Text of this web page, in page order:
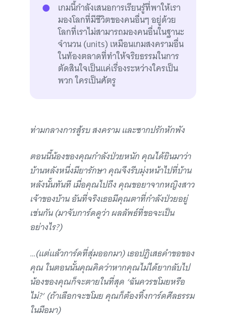
เกมนี้กำลังเสนอการเรียนรู้ที่พาให้เรา
มองโลกที่มีชีวิตของคนอื่นๆ อยู่ด้วย
โลกที่เราไม่สามารถมองคนอื่นในฐานะ
จำนวน (units) เหมือนเกมสงครามอื่น
ในท้องตลาดที่ทำให้จริยธรรมในการ
ตัดสินใจเป็นแค่เรื่องระหว่างใครเป็น
พวก ใครเป็นศัตรู
ท่ามกลางการสู้รบ สงคราม และซากปรักหักพัง
ตอนนี้น้องของคุณกำลังป่วยหนัก คุณได้ยินมาว่า
บ้านหลังหนึ่งมียารักษา คุณจึงรีบมุ่งหน้าไปที่บ้าน
หลังนั้นทันที เมื่อคุณไปถึง คุณขอยาจากหญิงสาว
เจ้าของบ้าน อันที่จริงเธอมีคุณตาที่กำลังป่วยอยู่
เช่นกัน (มาจับการ์ดดูว่า ผลลัพธ์ที่ขอจะเป็น
อย่างไร?)
…(แต่แล้วการ์ดที่สุ่มออกมา) เธอปฏิเสธคำขอของ
คุณ ในตอนนั้นคุณคิดว่าหากคุณไม่ได้ยากลับไป
น้องของคุณก็จะตายในที่สุด ‘ฉันควรขโมยหรือ
ไม่?’ (ถ้าเลือกจะขโมย คุณก็ต้องทิ้งการ์ดศีลธรรม
ในมือมา)